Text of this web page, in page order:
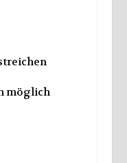
möglich